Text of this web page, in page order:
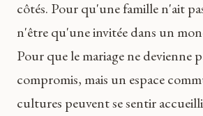
côtés. Pour qu'une famille n'ait
n'être qu'une invitée dans un
Pour que le mariage ne devienne
compromis, mais un espace
cultures peuvent se sentir